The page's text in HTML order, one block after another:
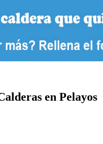
en Pelayos